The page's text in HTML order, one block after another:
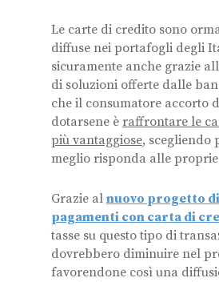
Le carte di credito sono
diffuse nei portafogli degli
sicuramente anche grazie
di soluzioni offerte dalle
che il consumatore accorto
dotarsene è raffrontare le
più vantaggiose, scegliendo
meglio risponda alle proprie
Grazie al nuovo progetto
pagamenti con carta di
tasse su questo tipo di
dovrebbero diminuire nel
favorendone così una